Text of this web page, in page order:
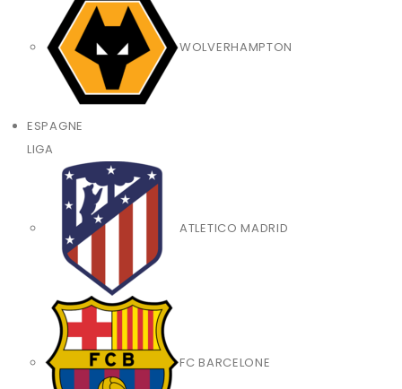
WOLVERHAMPTON
ESPAGNE
LIGA
ATLETICO MADRID
FC BARCELONE